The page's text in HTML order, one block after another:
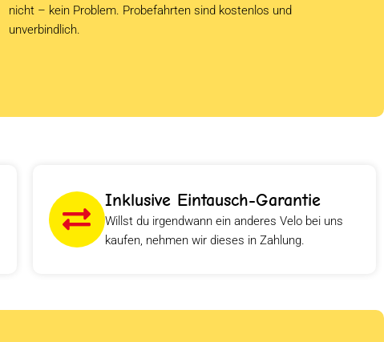
nicht – kein Problem. Probefahrten sind kostenlos und
unverbindlich.
Inklusive Eintausch-Garantie
Willst du irgendwann ein anderes Velo bei uns
kaufen, nehmen wir dieses in Zahlung.